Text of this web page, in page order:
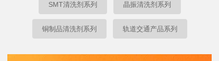
SMT清洗剂系列 晶振清洗剂系列
铜制品清洗剂系列 轨道交通产品系列